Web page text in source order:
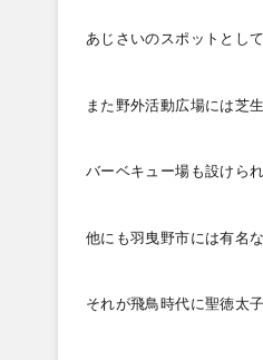
あじさいのスポットとし
また野外活動広場には芝
バーベキュー場も設けら
他にも羽曳野市には有名
それが飛鳥時代に聖徳太